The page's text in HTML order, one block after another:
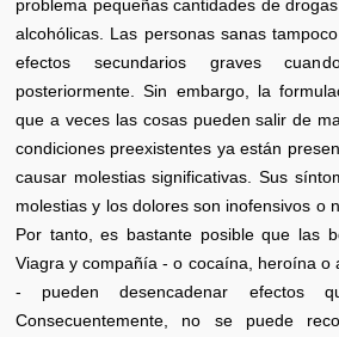
problema pequeñas cantidades de
alcohólicas. Las personas sanas
efectos secundarios graves
posteriormente. Sin embargo, la
que a veces las cosas pueden salir de
condiciones preexistentes ya están
causar molestias significativas. Sus
molestias y los dolores son inofensivos o
Por tanto, es bastante posible que las
Viagra y compañía - o cocaína, heroína o
- pueden desencadenar efectos
Consecuentemente, no se puede